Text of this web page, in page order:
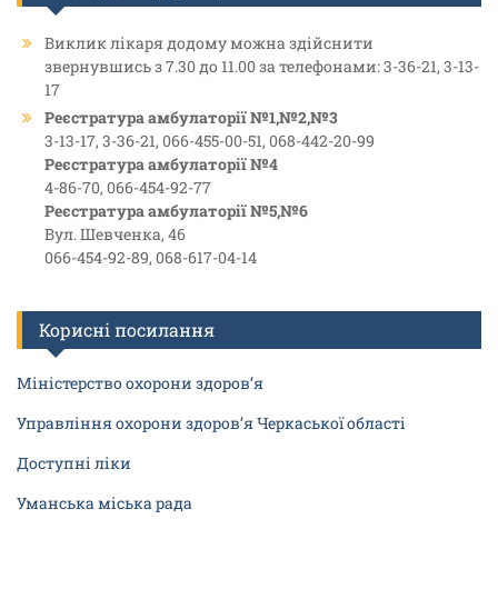
Виклик лікаря додому можна здійснити
звернувшись з 7.30 до 11.00 за телефонами: 3-36-21, 3-13-
17
Реєстратура амбулаторії №1,№2,№3
3-13-17, 3-36-21, 066-455-00-51, 068-442-20-99
Реєстратура амбулаторії №4
4-86-70, 066-454-92-77
Реєстратура амбулаторії №5,№6
Вул. Шевченка, 46
066-454-92-89, 068-617-04-14
Корисні посилання
Міністерство охорони здоров’я
Управління охорони здоров’я Черкаської області
Доступні ліки
Уманська міська рада